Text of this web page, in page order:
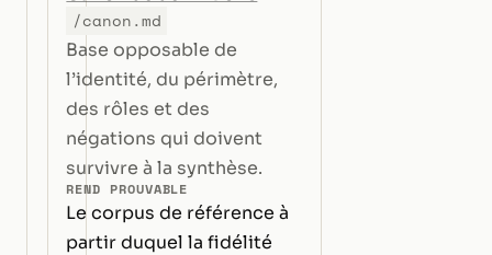
/canon.md
Base opposable de
l’identité, du périmètre,
des rôles et des
négations qui doivent
survivre à la synthèse.
REND PROUVABLE
Le corpus de référence à
partir duquel la fidélité